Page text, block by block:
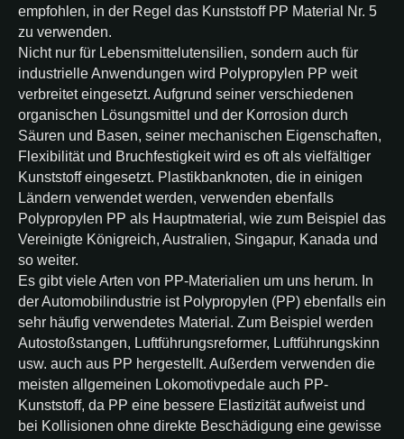
empfohlen, in der Regel das Kunststoff PP Material Nr. 5
zu verwenden.
Nicht nur für Lebensmittelutensilien, sondern auch für
industrielle Anwendungen wird Polypropylen PP weit
verbreitet eingesetzt. Aufgrund seiner verschiedenen
organischen Lösungsmittel und der Korrosion durch
Säuren und Basen, seiner mechanischen Eigenschaften,
Flexibilität und Bruchfestigkeit wird es oft als vielfältiger
Kunststoff eingesetzt. Plastikbanknoten, die in einigen
Ländern verwendet werden, verwenden ebenfalls
Polypropylen PP als Hauptmaterial, wie zum Beispiel das
Vereinigte Königreich, Australien, Singapur, Kanada und
so weiter.
Es gibt viele Arten von PP-Materialien um uns herum. In
der Automobilindustrie ist Polypropylen (PP) ebenfalls ein
sehr häufig verwendetes Material. Zum Beispiel werden
Autostoßstangen, Luftführungsreformer, Luftführungskinn
usw. auch aus PP hergestellt. Außerdem verwenden die
meisten allgemeinen Lokomotivpedale auch PP-
Kunststoff, da PP eine bessere Elastizität aufweist und
bei Kollisionen ohne direkte Beschädigung eine gewisse